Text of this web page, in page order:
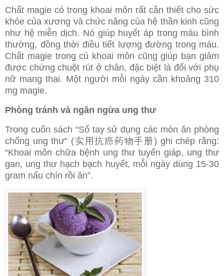
Chất magie có trong khoai môn rất cần thiết cho sức
khỏe của xương và chức năng của hệ thần kinh cũng
như hệ miễn dịch. Nó giúp huyết áp trong máu bình
thường, đồng thời điều tiết lượng đường trong máu.
Chất magie trong củ khoai môn cũng giúp bạn giảm
được chứng chuột rút ở chân, đặc biệt là đối với phụ
nữ mang thai. Một người mỗi ngày cần khoảng 310
mg magie.
Phòng tránh và ngăn ngừa ung thư
Trong cuốn sách “Sổ tay sử dụng các món ăn phòng
chống ung thư” (实用抗癌药物手册) ghi chép rằng:
“Khoai môn chữa bệnh ung thư tuyến giáp, ung thư
gan, ung thư hạch bạch huyết, mỗi ngày dùng 15-30
gram nấu chín rồi ăn”.